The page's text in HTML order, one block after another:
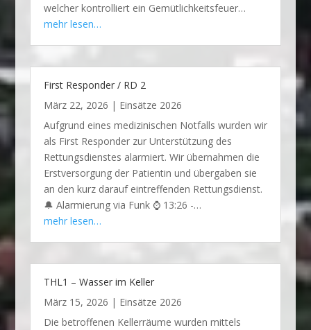
welcher kontrolliert ein Gemütlichkeitsfeuer…
mehr lesen…
First Responder / RD 2
März 22, 2026 | Einsätze 2026
Aufgrund eines medizinischen Notfalls wurden wir
als First Responder zur Unterstützung des
Rettungsdienstes alarmiert. Wir übernahmen die
Erstversorgung der Patientin und übergaben sie
an den kurz darauf eintreffenden Rettungsdienst.
🔔 Alarmierung via Funk ⌚ 13:26 -…
mehr lesen…
THL1 – Wasser im Keller
März 15, 2026 | Einsätze 2026
Die betroffenen Kellerräume wurden mittels